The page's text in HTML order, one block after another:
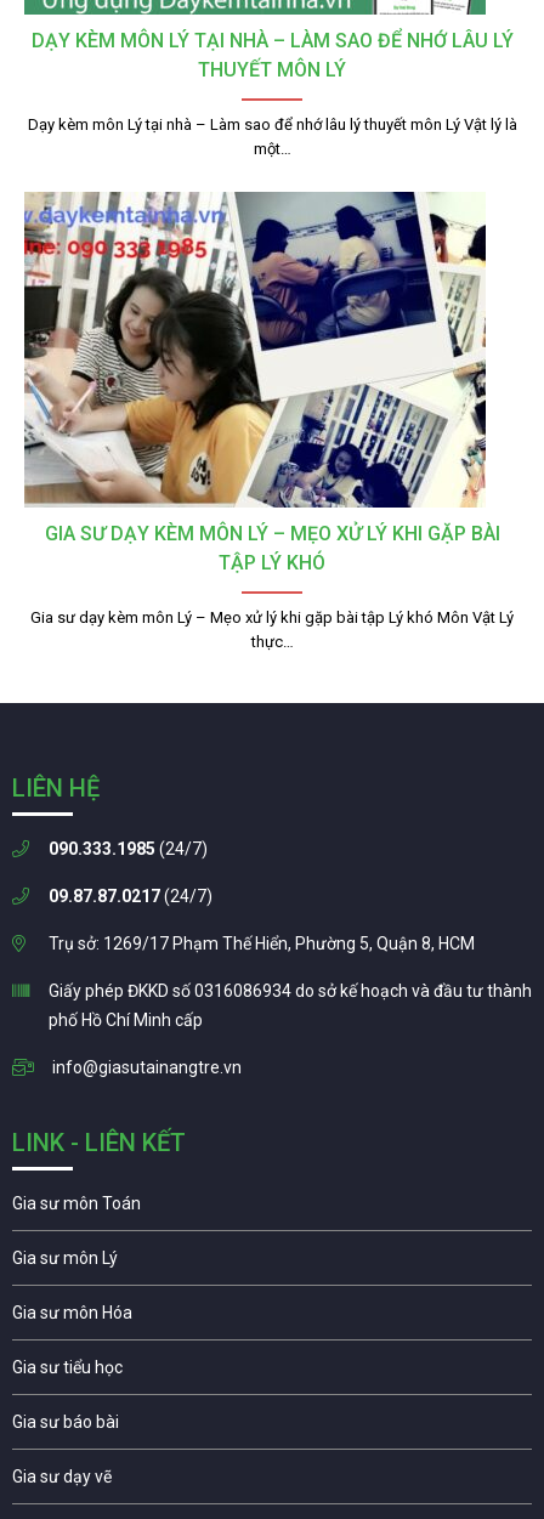
DẠY KÈM MÔN LÝ TẠI NHÀ – LÀM SAO ĐỂ NHỚ LÂU LÝ
THUYẾT MÔN LÝ
Dạy kèm môn Lý tại nhà – Làm sao để nhớ lâu lý thuyết môn Lý Vật lý là
một…
GIA SƯ DẠY KÈM MÔN LÝ – MẸO XỬ LÝ KHI GẶP BÀI
TẬP LÝ KHÓ
Gia sư dạy kèm môn Lý – Mẹo xử lý khi gặp bài tập Lý khó Môn Vật Lý
thực…
LIÊN HỆ
090.333.1985 (24/7)
09.87.87.0217(24/7)
Trụ sở: 1269/17 Phạm Thế Hiển, Phường 5, Quận 8, HCM
Giấy phép ĐKKD số 0316086934 do sở kế hoạch và đầu tư thành
phố Hồ Chí Minh cấp
info@giasutainangtre.vn
LINK - LIÊN KẾT
Gia sư môn Toán
Gia sư môn Lý
Gia sư môn Hóa
Gia sư tiểu học
Gia sư báo bài
Gia sư dạy vẽ